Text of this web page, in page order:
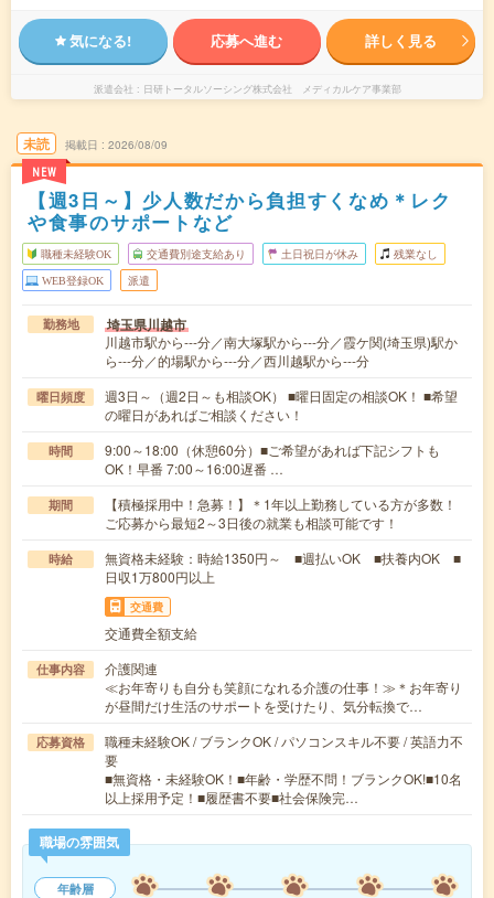
気になる! 応募へ進む 詳しく見る
派遣会社 日研トータルソーシング株式会社 メディカルケア事業部
未読
NEW
掲載日 2026/08/09
【週3日～】少人数だから負担すくなめ＊レク
や食事のサポートなど
職種未経験OK 交通費別途支給あり 土日祝日が休み 残業なし
WEB登録OK 派遣
勤務地 埼玉県川越市
川越市駅から---分／南大塚駅から---分／霞ケ関(埼玉県)駅か
ら---分／的場駅から---分／西川越駅から---分
曜日頻度
週3日～（週2日～も相談OK） ■曜日固定の相談OK！ ■希望
の曜日があればご相談ください！
時間
9:00～18:00（休憩60分）■ご希望があれば下記シフトも
OK！早番 7:00～16:00遅番 …
期間
【積極採用中！急募！】＊1年以上勤務している方が多数！
ご応募から最短2～3日後の就業も相談可能です！
時給
無資格未経験：時給1350円～ ■週払いOK ■扶養内OK ■
日収1万800円以上
交通費
交通費全額支給
仕事内容
介護関連
≪お年寄りも自分も笑顔になれる介護の仕事！≫＊お年寄り
が昼間だけ生活のサポートを受けたり、気分転換で…
応募資格
職種未経験OK / ブランクOK / パソコンスキル不要 / 英語力不
要
■無資格・未経験OK！■年齢・学歴不問！ブランクOK!■10名
以上採用予定！■履歴書不要■社会保険完…
職場の雰囲気
年齢層